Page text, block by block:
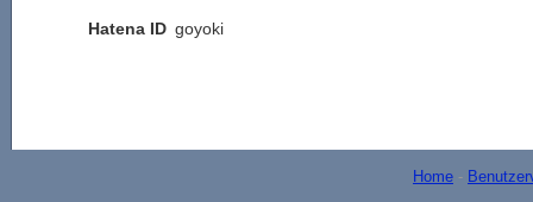
Hatena ID goyoki
Home -